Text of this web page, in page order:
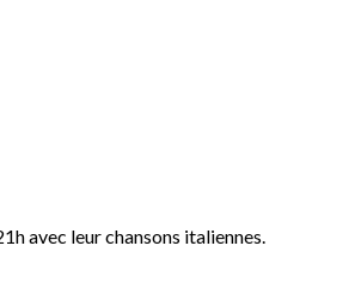
avec leur chansons italiennes.